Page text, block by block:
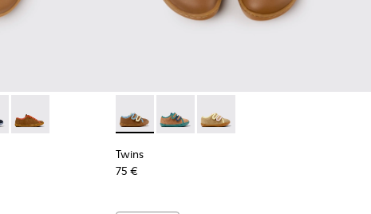
de piel multicolor para niños.
003
- K800663-002
Twins - K800663-001Twins - K800666-008 - Zapatillas de piel
Twins - K800666-006
Twins - K800666-005
Twins
75 €